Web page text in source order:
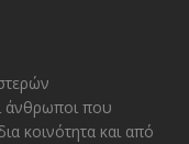
άνθρωποι που
κοινότητα και από